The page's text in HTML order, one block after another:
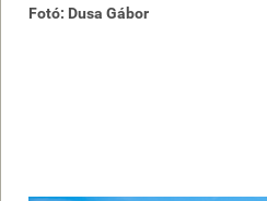
Fotó: Dusa Gábor